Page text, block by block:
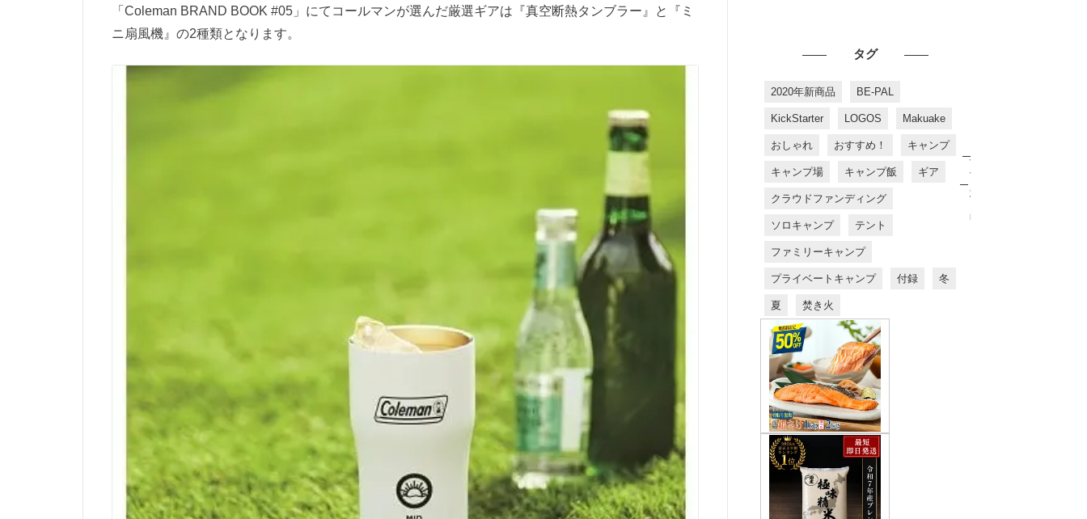
「Coleman BRAND BOOK #05」にてコールマンが選んだ厳選ギアは『真空断熱タンブラー』と『ミ
ニ扇風機』の2種類となります。
タグ
2020年新商品 BE-PAL
KickStarter LOGOS Makuake
おしゃれ おすすめ！ キャンプ
キャンプ場 キャンプ飯 ギア
クラウドファンディング
ソロキャンプ テント
ファミリーキャンプ
プライベートキャンプ 付録 冬
夏 焚き火
す
す
め
商
品